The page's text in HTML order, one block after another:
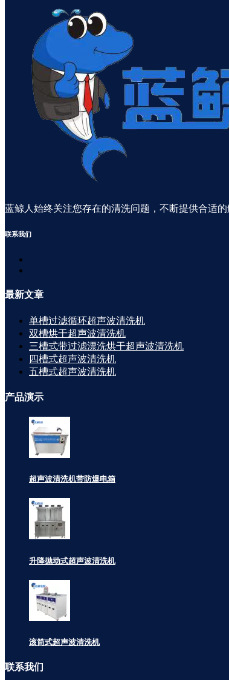
蓝鲸人始终关注您存在的清洗问题，不断提供合适
联系我们
最新文章
单槽过滤循环超声波清洗机
双槽烘干超声波清洗机
三槽式带过滤漂洗烘干超声波清洗机
四槽式超声波清洗机
五槽式超声波清洗机
产品演示
超声波清洗机带防爆电箱
升降抛动式超声波清洗机
滚筒式超声波清洗机
联系我们